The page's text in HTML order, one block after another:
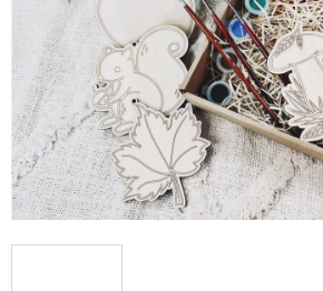
hvězdiček.